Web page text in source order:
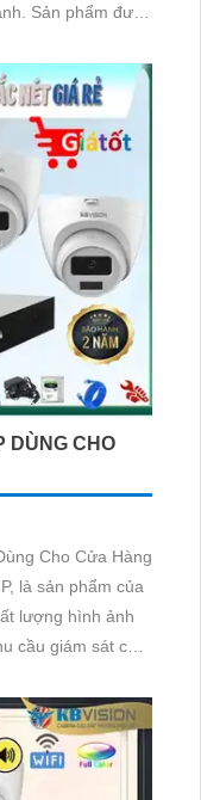
Sản phẩm được
DÙNG CHO
Cho Cửa Hàng
là sản phẩm của
cầu giám sát cho
IP chất lượng
nhiều tính năng